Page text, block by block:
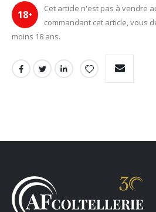
18+
Cet article n'est pas à vendre
commandant cet article, vous
moins 18 ans.